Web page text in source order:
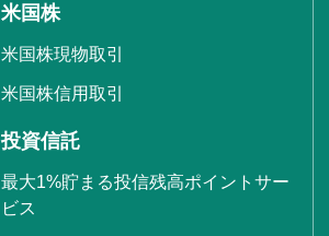
米国株
米国株現物取引
米国株信用取引
投資信託
最大1%貯まる投信残高ポイントサー
ビス